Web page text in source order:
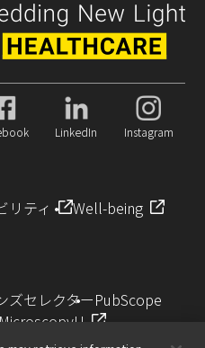
LinkedIn Instagram
リティ
Well-being
ズセレクターPubScope
MicroscopyU